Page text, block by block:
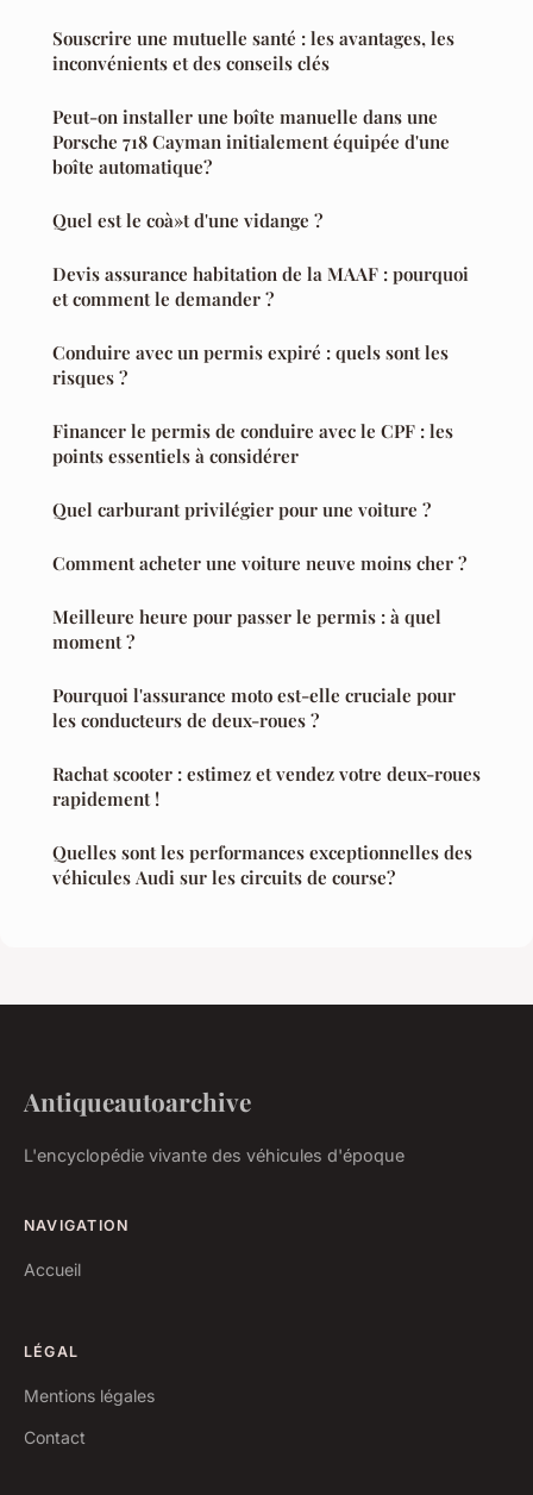
Souscrire une mutuelle santé : les avantages, les
inconvénients et des conseils clés
Peut-on installer une boîte manuelle dans une
Porsche 718 Cayman initialement équipée d'une
boîte automatique?
Quel est le coà»t d'une vidange ?
Devis assurance habitation de la MAAF : pourquoi
et comment le demander ?
Conduire avec un permis expiré : quels sont les
risques ?
Financer le permis de conduire avec le CPF : les
points essentiels à considérer
Quel carburant privilégier pour une voiture ?
Comment acheter une voiture neuve moins cher ?
Meilleure heure pour passer le permis : à quel
moment ?
Pourquoi l'assurance moto est-elle cruciale pour
les conducteurs de deux-roues ?
Rachat scooter : estimez et vendez votre deux-roues
rapidement !
Quelles sont les performances exceptionnelles des
véhicules Audi sur les circuits de course?
Antiqueautoarchive
L'encyclopédie vivante des véhicules d'époque
NAVIGATION
Accueil
LÉGAL
Mentions légales
Contact